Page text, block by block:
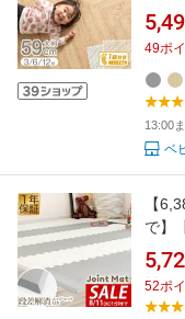
判 ジ
大判
6畳
房対応
49ポ
13:00
ベ
【
で】
プレ
ビー
52ポ